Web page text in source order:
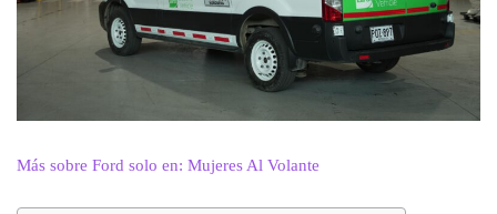
Más sobre Ford solo en: Mujeres Al Volante